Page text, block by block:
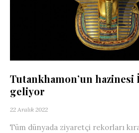
Tutankhamon’un hazinesi
geliyor
22 Aralık 2022
Tüm dünyada ziyaretçi rekorları